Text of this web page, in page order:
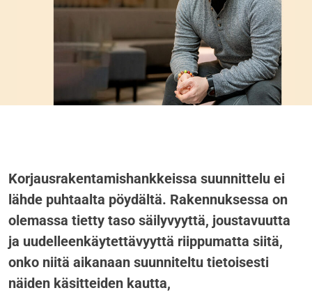
Korjausrakentamishankkeissa suunnittelu ei
lähde puhtaalta pöydältä. Rakennuksessa on
olemassa tietty taso säilyvyyttä, joustavuutta
ja uudelleenkäytettävyyttä riippumatta siitä,
onko niitä aikanaan suunniteltu tietoisesti
näiden käsitteiden kautta,